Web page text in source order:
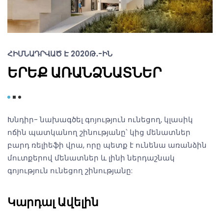
ՀԻՄՆԱԴՐՎԱԾ Է 2020Թ․-ԻՆ
ԵՐԵՔ ԱՌԱՆՁՆԱՏՆԵՐ
Խնդիր- նախագծել գոյություն ունեցող, կլասիկ
ոճին պատկանող շինությանը՝ կից մենատներ
բարդ ռելիեֆի վրա, որը պետք է ունենա առանձին
մուտքերով մենատներ և լինի ներդաշնակ
գոյություն ունեցող շինությանը:
Կարդալ Ավելին